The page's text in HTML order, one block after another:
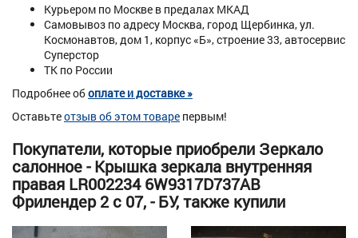
Курьером по Москве в предалах МКАД
Самовывоз по адресу Москва, город Щербинка, ул.
Космонавтов, дом 1, корпус «Б», строение 33, автосервис
Суперстор
ТК по России
Подробнее обоплате и доставке »
Оставьтеотзыв об этом товаре первым!
Покупатели, которые приобрели Зеркало
салонное - Крышка зеркала внутренняя
правая LR002234 6W9317D737AB
Фрилендер 2 с 07, - БУ, также купили